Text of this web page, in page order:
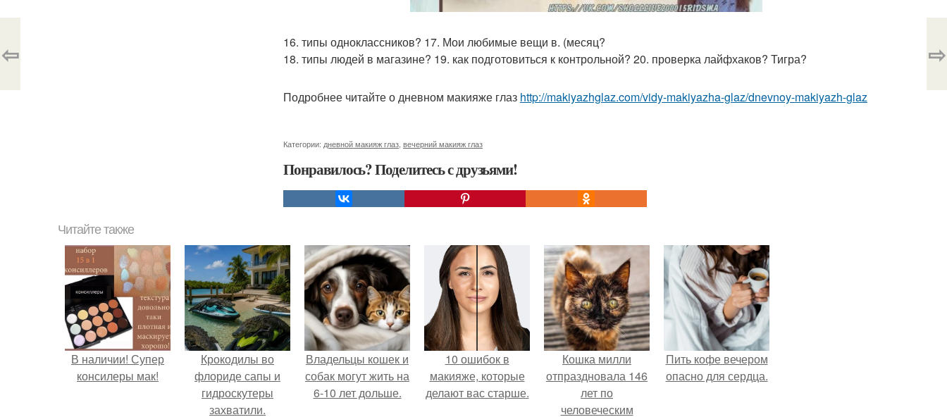
16. типы одноклассников? 17. Мои любимые вещи в. (месяц?
18. типы людей в магазине? 19. как подготовиться к контрольной? 20. проверка лайфхаков? Тигра?
Подробнее читайте о дневном макияже глаз http://makiyazhglaz.com/vidy-makiyazha-glaz/dnevnoy-makiyazh-glaz
Категории: дневной макияж глаз вечерний макияж глаз
Понравилось? Поделитесь с друзьями!
⇦ ⇨
Читайте также
В наличии! Супер
консилеры мак!
Крокодилы во
флориде сапы и
гидроскутеры
захватили.
Владельцы кошек и
собак могут жить на
6-10 лет дольше.
10 ошибок в
макияже, которые
делают вас старше.
Кошка милли
отпраздновала 146
лет по
человеческим
Пить кофе вечером
опасно для сердца.